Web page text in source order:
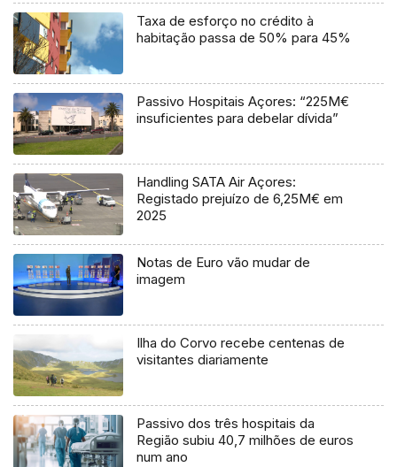
Taxa de esforço no crédito à
habitação passa de 50% para 45%
Passivo Hospitais Açores: “225M€
insuficientes para debelar dívida”
Handling SATA Air Açores:
Registado prejuízo de 6,25M€ em
2025
Notas de Euro vão mudar de
imagem
Ilha do Corvo recebe centenas de
visitantes diariamente
Passivo dos três hospitais da
Região subiu 40,7 milhões de euros
num ano